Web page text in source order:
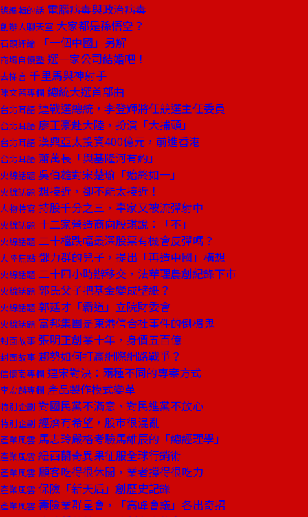
總編輯的話 電腦病毒與政治病毒
創辦人聊天室 大家都是孫悟空？
石頭評論 「一個中國」另解
商場自慢塾 選一家公司結婚吧！
去梯言 千里馬與神射手
陳文茜專欄 總統大選首部曲
台北耳語 連戰選總統，李登輝將任競選主任委員
台北耳語 廖正豪赴大陸，扮演「大捕頭」
台北耳語 漢鼎亞太投資400億元，前進香港
台北耳語 蕭萬長「與基隆河有約」
火線話題 吳伯雄對宋楚瑜「始終如一」
火線話題 想接近，卻不能太接近！
人物特寫 持股千分之三，辜家又被流彈射中
火線話題 十二家營造商向殷琪說：「不」
火線話題 二十檔跌幅最深股票有機會反彈嗎？
大陸焦點 鄧力群的兒子，提出「再造中國」構想
火線話題 二十四小時辦移交，法華理農創紀錄下市
火線話題 郭氏父子把基金變成壁紙？
火線話題 郭廷才「霸道」立院財委會
火線話題 富邦集團是東港信合社事件的倒楣鬼
封面故事 張明正創業十年，身價五百億
封面故事 趨勢如何打贏網際網路戰爭？
信懷南專欄 連宋對決：兩種不同的專案方式
李宏麟專欄 產品製作模式變革
特別企劃 對國民黨不滿意、對民進黨不放心
特別企劃 經濟有希望，股市很混亂
產業風雲 馬志玲嚴格考驗馬維辰的「總經理學」
產業風雲 紐西蘭奇異果征服全球行銷術
產業風雲 顧客吃得很休閒，業者撐得很吃力
產業風雲 保險「新天后」創歷史記錄
產業風雲 壽險業群星會，「高峰會議」各出奇招